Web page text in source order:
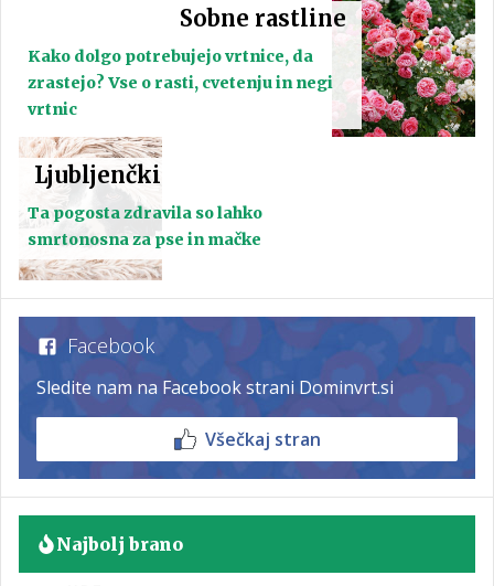
Sobne rastline
Kako dolgo potrebujejo vrtnice, da
zrastejo? Vse o rasti, cvetenju in negi
vrtnic
Ljubljenčki
Ta pogosta zdravila so lahko
smrtonosna za pse in mačke
Facebook
Sledite nam na Facebook strani Dominvrt.si
Všečkaj stran
Najbolj brano